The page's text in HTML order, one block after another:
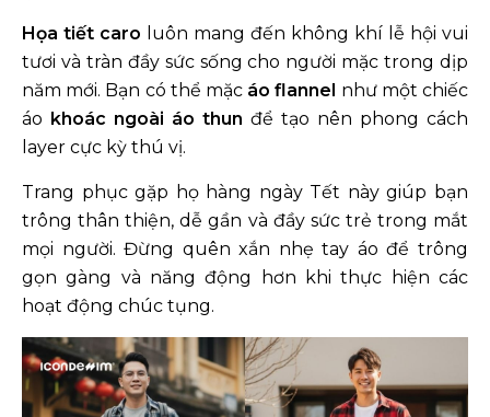
Họa tiết caro luôn mang đến không khí lễ hội vui
tươi và tràn đầy sức sống cho người mặc trong dịp
năm mới. Bạn có thể mặc áo flannel như một chiếc
áo khoác ngoài áo thun để tạo nên phong cách
layer cực kỳ thú vị.
Trang phục gặp họ hàng ngày Tết này giúp bạn
trông thân thiện, dễ gần và đầy sức trẻ trong mắt
mọi người. Đừng quên xắn nhẹ tay áo để trông
gọn gàng và năng động hơn khi thực hiện các
hoạt động chúc tụng.